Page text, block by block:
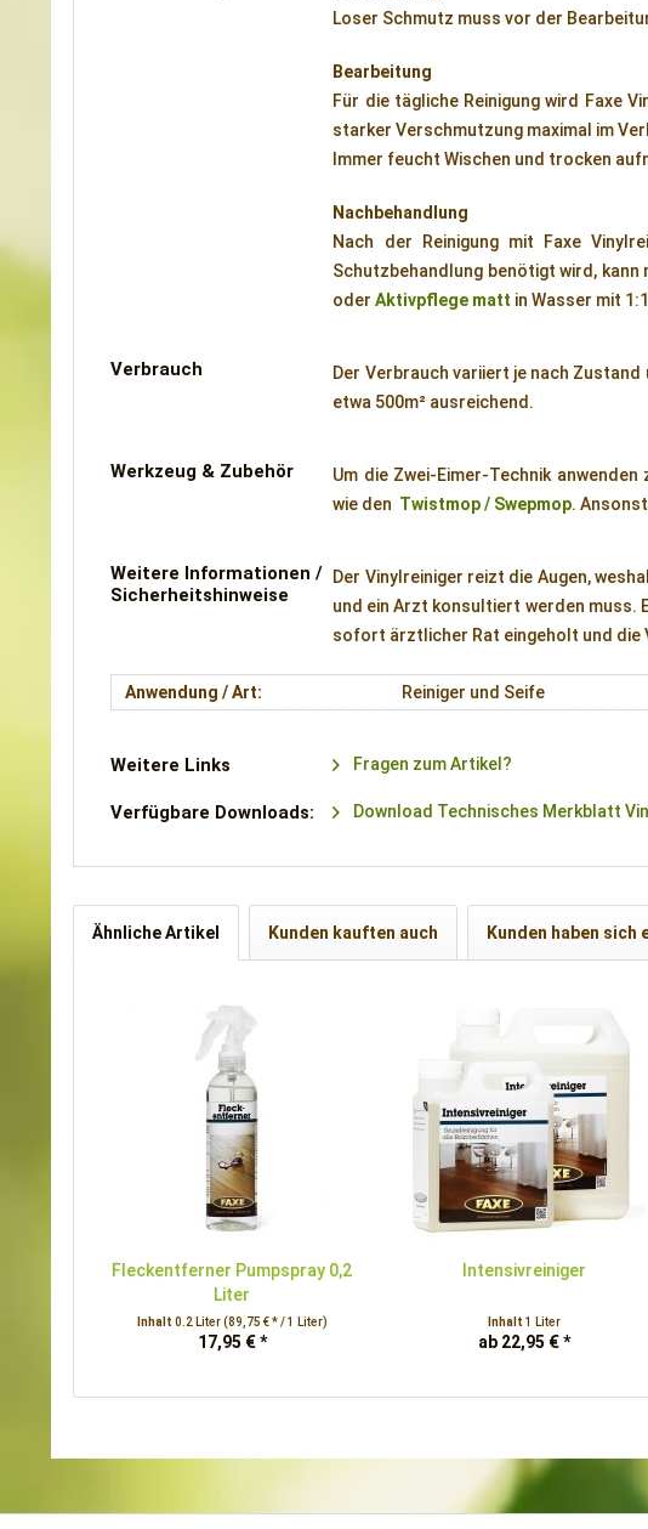
Loser Schmutz muss vor der
Bearbeitung
Für die tägliche Reinigung wird Faxe
starker Verschmutzung maximal im
Immer feucht Wischen und trocken
Nachbehandlung
Nach der Reinigung mit Faxe
Schutzbehandlung benötigt wird,
oderAktivpflege matt in Wasser mit
Verbrauch
Der Verbrauch variiert je nach
etwa 500m² ausreichend.
Werkzeug & Zubehör
Um die Zwei-Eimer-Technik
wie den Twistmop / Swepmop.
Weitere Informationen /
Sicherheitshinweise
Der Vinylreiniger reizt die Augen,
und ein Arzt konsultiert werden muss.
sofort ärztlicher Rat eingeholt und die
Anwendung / Art: Reiniger und Seife
Weitere Links Fragen zum Artikel?
Verfügbare Downloads: Download Technisches Merkblatt
Ähnliche Artikel Kunden kauften auch Kunden haben sich
Fleckentferner Pumpspray 0,2
Liter
Inhalt 0.2 Liter(89,75 € * / 1 Liter)
17,95 € *
Intensivreiniger
Inhalt 1 Liter
ab 22,95 € *